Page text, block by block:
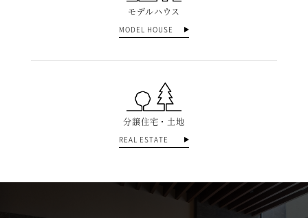
モデルハウス
MODEL HOUSE
分譲住宅・土地
REAL ESTATE